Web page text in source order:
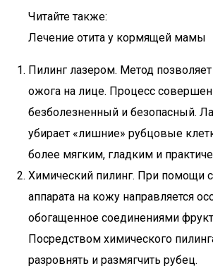
Читайте также:
Лечение отита у кормящей мамы
Пилинг лазером. Метод
ожога на лице. Процесс
безболезненный и безопасный.
убирает «лишние» рубцовые
более мягким, гладким и
Химический пилинг. При помощи
аппарата на кожу направляется
обогащенное соединениями
Посредством химического
разровнять и размягчить рубец.